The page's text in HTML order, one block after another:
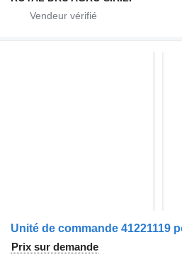
Prix sur demande